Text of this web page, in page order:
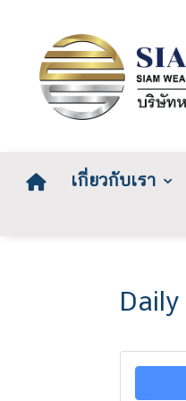
เกี่ยวกับเรา